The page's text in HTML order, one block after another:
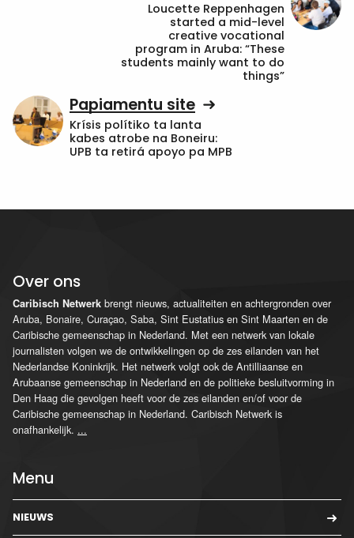
Loucette Reppenhagen
started a mid-level
creative vocational
program in Aruba: “These
students mainly want to do
things”
Papiamentu site
Krísis polítiko ta lanta
kabes atrobe na Boneiru:
UPB ta retirá apoyo pa MPB
Over ons
Caribisch Netwerk brengt nieuws, actualiteiten en achtergronden over
Aruba, Bonaire, Curaçao, Saba, Sint Eustatius en Sint Maarten en de
Caribische gemeenschap in Nederland. Met een netwerk van lokale
journalisten volgen we de ontwikkelingen op de zes eilanden van het
Nederlandse Koninkrijk. Het netwerk volgt ook de Antilliaanse en
Arubaanse gemeenschap in Nederland en de politieke besluitvorming in
Den Haag die gevolgen heeft voor de zes eilanden en/of voor de
Caribische gemeenschap in Nederland. Caribisch Netwerk is
onafhankelijk. ...
Menu
NIEUWS